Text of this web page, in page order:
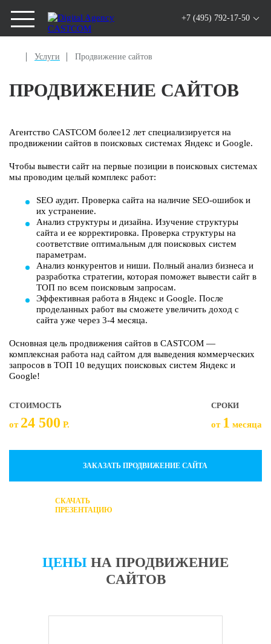
+7 (495) 792-17-50
Услуги Продвижение сайтов
ПРОДВИЖЕНИЕ САЙТОВ
Агентство CASTCOM более12 лет специализируется на
продвижении сайтов в поисковых системах Яндекс и Google.
Чтобы вывести сайт на первые позиции в поисковых системах
мы проводим целый комплекс работ:
SEO аудит. Проверка сайта на наличие SEO-ошибок и
их устранение.
Анализ структуры и дизайна. Изучение структуры
сайта и ее корректировка. Проверка структуры на
соответствие оптимальным для поисковых систем
параметрам.
Анализ конкурентов и ниши. Полный анализ бизнеса и
разработка стратегии, которая поможет вывести сайт в
ТОП по всем поисковым запросам.
Эффективная работа в Яндекс и Google. После
проделанных работ вы сможете увеличить доход с
сайта уже через 3-4 месяца.
Основная цель продвижения сайтов в CASTCOM —
комплексная работа над сайтом для выведения коммерческих
запросов в ТОП 10 ведущих поисковых систем Яндекс и
Google!
СТОИМОСТЬ
от 24 500 Р.
СРОКИ
от 1 месяца
ЗАКАЗАТЬ ПРОДВИЖЕНИЕ САЙТА
СКАЧАТЬ
ПРЕЗЕНТАЦИЮ
ЦЕНЫ НА ПРОДВИЖЕНИЕ
САЙТОВ